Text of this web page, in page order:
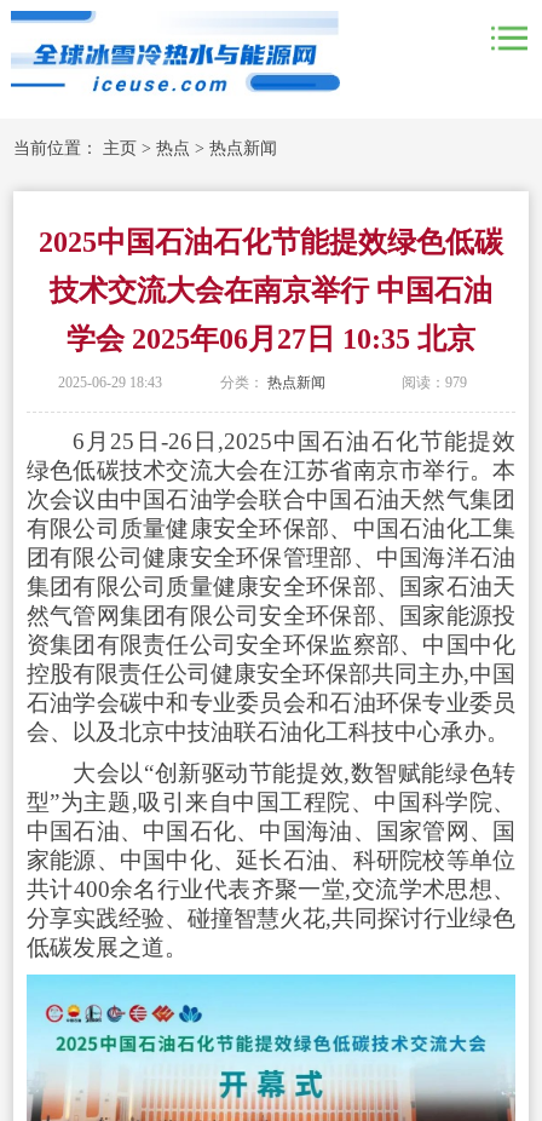
当前位置： 主页 >热点 >热点新闻
2025中国石油石化节能提效绿色低碳
技术交流大会在南京举行 中国石油
学会 2025年06月27日 10:35 北京
2025-06-29 18:43 分类：热点新闻 阅读：979
6月25日-26日,2025中国石油石化节能提效
绿色低碳技术交流大会在江苏省南京市举行。本
次会议由中国石油学会联合中国石油天然气集团
有限公司质量健康安全环保部、中国石油化工集
团有限公司健康安全环保管理部、中国海洋石油
集团有限公司质量健康安全环保部、国家石油天
然气管网集团有限公司安全环保部、国家能源投
资集团有限责任公司安全环保监察部、中国中化
控股有限责任公司健康安全环保部共同主办,中国
石油学会碳中和专业委员会和石油环保专业委员
会、以及北京中技油联石油化工科技中心承办。
大会以“创新驱动节能提效,数智赋能绿色转
型”为主题,吸引来自中国工程院、中国科学院、
中国石油、中国石化、中国海油、国家管网、国
家能源、中国中化、延长石油、科研院校等单位
共计400余名行业代表齐聚一堂,交流学术思想、
分享实践经验、碰撞智慧火花,共同探讨行业绿色
低碳发展之道。